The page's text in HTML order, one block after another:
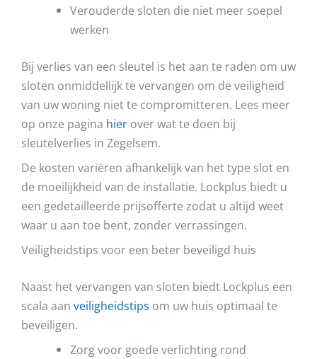
Verouderde sloten die niet meer soepel
werken
Bij verlies van een sleutel is het aan te raden om uw
sloten onmiddellijk te vervangen om de veiligheid
van uw woning niet te compromitteren. Lees meer
op onze pagina hier over wat te doen bij
sleutelverlies in Zegelsem.
De kosten variëren afhankelijk van het type slot en
de moeilijkheid van de installatie. Lockplus biedt u
een gedetailleerde prijsofferte zodat u altijd weet
waar u aan toe bent, zonder verrassingen.
Veiligheidstips voor een beter beveiligd huis
Naast het vervangen van sloten biedt Lockplus een
scala aan veiligheidstips om uw huis optimaal te
beveiligen.
Zorg voor goede verlichting rond